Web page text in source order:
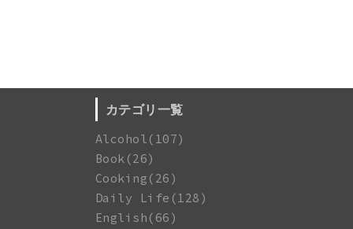
カテゴリ一覧
Alcohol(107)
Book(26)
Cooking(26)
Daily Life(128)
English(66)